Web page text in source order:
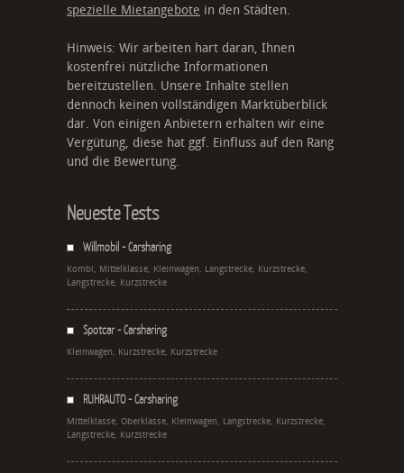
spezielle Mietangebote in den Städten.
Hinweis: Wir arbeiten hart daran, Ihnen
kostenfrei nützliche Informationen
bereitzustellen. Unsere Inhalte stellen
dennoch keinen vollständigen Marktüberblick
dar. Von einigen Anbietern erhalten wir eine
Vergütung, diese hat ggf. Einfluss auf den Rang
und die Bewertung.
Neueste Tests
Willmobil - Carsharing
Kombi, Mittelklasse, Kleinwagen, Langstrecke, Kurzstrecke,
Langstrecke, Kurzstrecke
Spotcar - Carsharing
Kleinwagen, Kurzstrecke, Kurzstrecke
RUHRAUTO - Carsharing
Mittelklasse, Oberklasse, Kleinwagen, Langstrecke, Kurzstrecke,
Langstrecke, Kurzstrecke